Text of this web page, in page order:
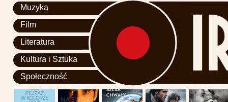
Muzyka
Film
Literatura
Kultura i Sztuka
Społeczność